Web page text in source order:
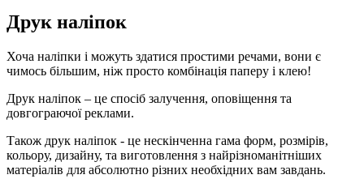
Друк наліпок
Хоча наліпки і можуть здатися простими речами, вони є
чимось більшим, ніж просто комбінація паперу і клею!
Друк наліпок – це спосіб залучення, оповіщення та
довгограючої реклами.
Також друк наліпок - це нескінченна гама форм, розмірів,
кольору, дизайну, та виготовлення з найрізноманітніших
матеріалів для абсолютно різних необхідних вам завдань.